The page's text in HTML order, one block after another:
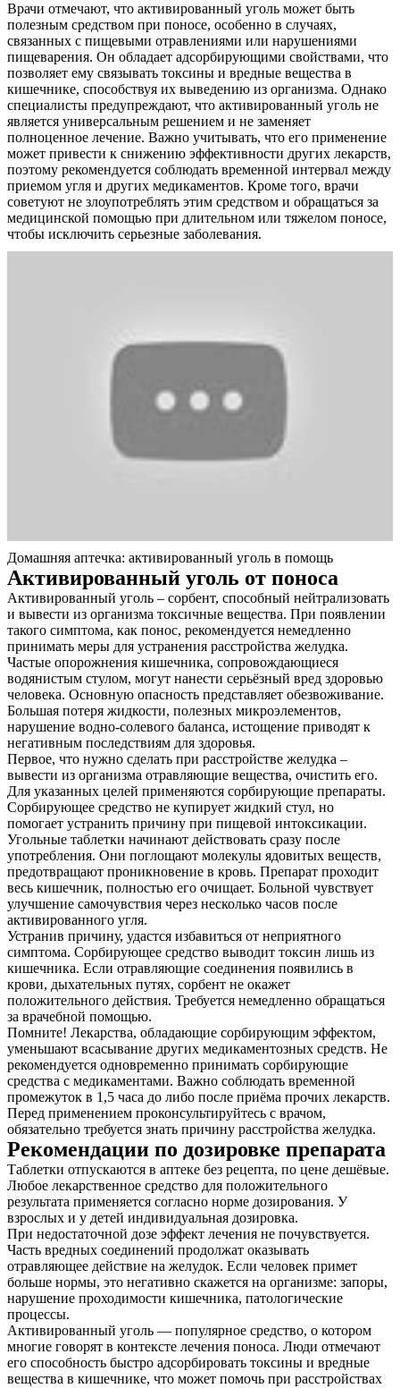
Контакты
Врачи отмечают, что активированный уголь может быть
полезным средством при поносе, особенно в случаях,
связанных с пищевыми отравлениями или нарушениями
пищеварения. Он обладает адсорбирующими свойствами, что
позволяет ему связывать токсины и вредные вещества в
кишечнике, способствуя их выведению из организма. Однако
специалисты предупреждают, что активированный уголь не
является универсальным решением и не заменяет
полноценное лечение. Важно учитывать, что его применение
может привести к снижению эффективности других лекарств,
поэтому рекомендуется соблюдать временной интервал между
приемом угля и других медикаментов. Кроме того, врачи
советуют не злоупотреблять этим средством и обращаться за
медицинской помощью при длительном или тяжелом поносе,
чтобы исключить серьезные заболевания.
Домашняя аптечка: активированный уголь в помощь
Активированный уголь от поноса
Активированный уголь – сорбент, способный нейтрализовать
и вывести из организма токсичные вещества. При появлении
такого симптома, как понос, рекомендуется немедленно
принимать меры для устранения расстройства желудка.
Частые опорожнения кишечника, сопровождающиеся
водянистым стулом, могут нанести серьёзный вред здоровью
человека. Основную опасность представляет обезвоживание.
Большая потеря жидкости, полезных микроэлементов,
нарушение водно-солевого баланса, истощение приводят к
негативным последствиям для здоровья.
Первое, что нужно сделать при расстройстве желудка –
вывести из организма отравляющие вещества, очистить его.
Для указанных целей применяются сорбирующие препараты.
Сорбирующее средство не купирует жидкий стул, но
помогает устранить причину при пищевой интоксикации.
Угольные таблетки начинают действовать сразу после
употребления. Они поглощают молекулы ядовитых веществ,
предотвращают проникновение в кровь. Препарат проходит
весь кишечник, полностью его очищает. Больной чувствует
улучшение самочувствия через несколько часов после
активированного угля.
Устранив причину, удастся избавиться от неприятного
симптома. Сорбирующее средство выводит токсин лишь из
кишечника. Если отравляющие соединения появились в
крови, дыхательных путях, сорбент не окажет
положительного действия. Требуется немедленно обращаться
за врачебной помощью.
Помните! Лекарства, обладающие сорбирующим эффектом,
уменьшают всасывание других медикаментозных средств. Не
рекомендуется одновременно принимать сорбирующие
средства с медикаментами. Важно соблюдать временной
промежуток в 1,5 часа до либо после приёма прочих лекарств.
Перед применением проконсультируйтесь с врачом,
обязательно требуется знать причину расстройства желудка.
Рекомендации по дозировке препарата
Таблетки отпускаются в аптеке без рецепта, по цене дешёвые.
Любое лекарственное средство для положительного
результата применяется согласно норме дозирования. У
взрослых и у детей индивидуальная дозировка.
При недостаточной дозе эффект лечения не почувствуется.
Часть вредных соединений продолжат оказывать
отравляющее действие на желудок. Если человек примет
больше нормы, это негативно скажется на организме: запоры,
нарушение проходимости кишечника, патологические
процессы.
Активированный уголь — популярное средство, о котором
многие говорят в контексте лечения поноса. Люди отмечают
его способность быстро адсорбировать токсины и вредные
вещества в кишечнике, что может помочь при расстройствах